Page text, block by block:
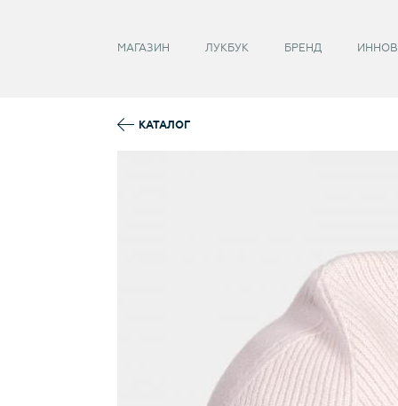
МАГАЗИН ЛУКБУК БРЕНД
КАТАЛОГ